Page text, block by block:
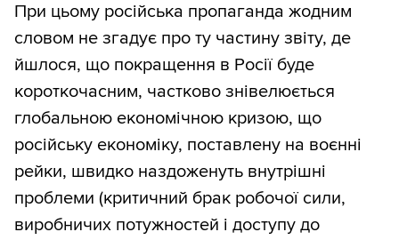
При цьому російська пропаганда жодним
словом не згадує про ту частину звіту, де
йшлося, що покращення в Росії буде
короткочасним, частково знівелюється
глобальною економічною кризою, що
російську економіку, поставлену на воєнні
рейки, швидко наздоженуть внутрішні
проблеми (критичний брак робочої сили,
виробничих потужностей і доступу до